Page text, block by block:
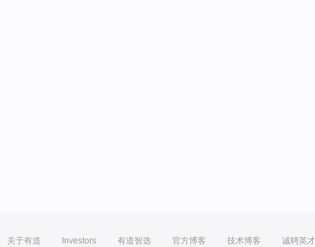
关于有道 Investors 有道智选 官方博客 技术博客 诚聘英才